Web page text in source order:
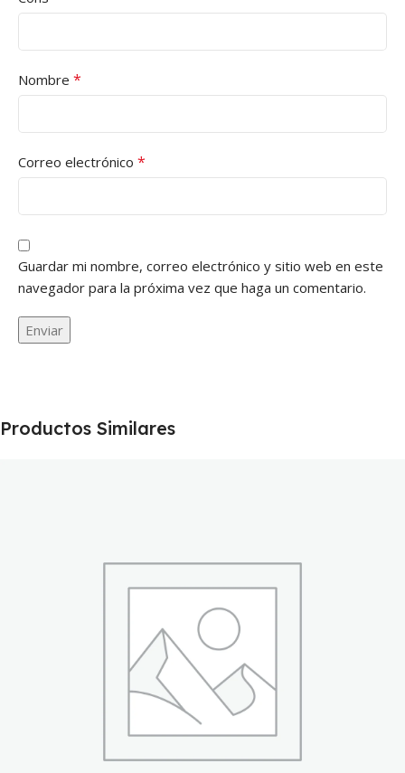
Nombre *
Correo electrónico *
Guardar mi nombre, correo electrónico y sitio web en este
navegador para la próxima vez que haga un comentario.
Productos Similares